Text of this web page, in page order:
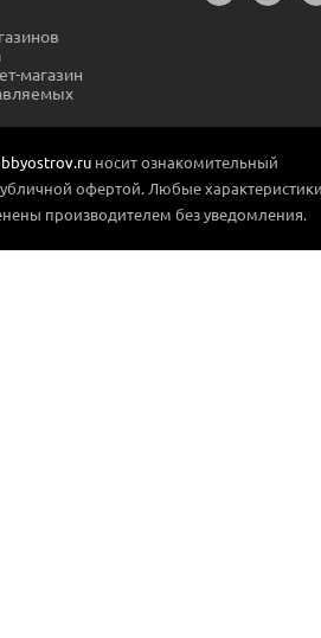
магазин
носит ознакомительный
офертой. Любые
производителем без уведомления.